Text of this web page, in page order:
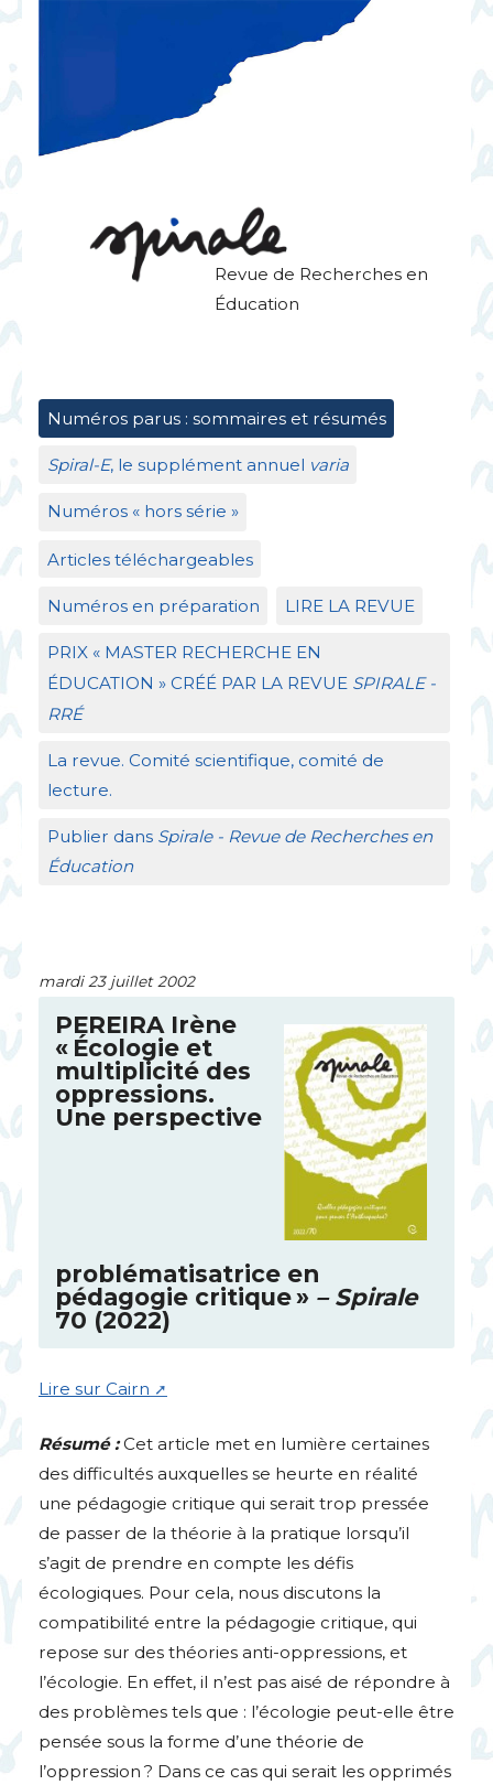
Revue de Recherches en
Éducation
Numéros parus : sommaires et résumés
Spiral-E, le supplément annuel varia
Numéros « hors série »
Articles téléchargeables
Numéros en préparation LIRE LA REVUE
PRIX« MASTER RECHERCHE EN
ÉDUCATION » CRÉÉ PAR LA REVUE SPIRALE-
RRÉ
La revue. Comité scientifique, comité de
lecture.
Publier dans Spirale - Revue de Recherches en
Éducation
mardi 23 juillet 2002
PEREIRA Irène
« Écologie et
multiplicité des
oppressions.
Une perspective
problématisatrice en
pédagogie critique» – Spirale
70 (2022)
Lire sur Cairn
Résumé : Cet article met en lumière certaines
des difficultés auxquelles se heurte en réalité
une pédagogie critique qui serait trop pressée
de passer de la théorie à la pratique lorsqu’il
s’agit de prendre en compte les défis
écologiques. Pour cela, nous discutons la
compatibilité entre la pédagogie critique, qui
repose sur des théories anti-oppressions, et
l’écologie. En effet, il n’est pas aisé de répondre à
des problèmes tels que : l’écologie peut-elle être
pensée sous la forme d’une théorie de
l’oppression ? Dans ce cas qui serait les opprimés